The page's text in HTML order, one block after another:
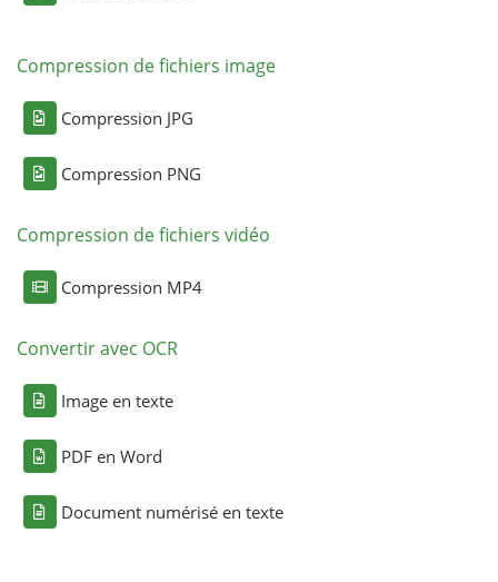
Compression de fichiers image
Compression JPG
Compression PNG
Compression de fichiers vidéo
Compression MP4
Convertir avec OCR
Image en texte
PDF en Word
Document numérisé en texte